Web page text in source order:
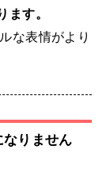
ます。
な表情がより
りません